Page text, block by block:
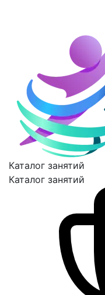
Каталог занятий
Каталог занятий